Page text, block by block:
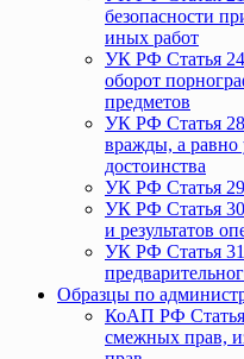
безопасности
иных работ
УК РФ Статья
оборот
предметов
УК РФ Статья
вражды, а равно
достоинства
УК РФ Статья
УК РФ Статья
и результатов
УК РФ Статья
Образцы по
КоАП РФ Статья
смежных прав,